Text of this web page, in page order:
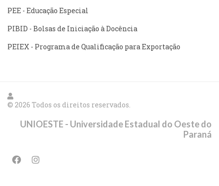
PEE - Educação Especial
PIBID - Bolsas de Iniciação à Docência
PEIEX - Programa de Qualificação para Exportação
© 2026 Todos os direitos reservados.
UNIOESTE - Universidade Estadual do Oeste do
Paraná